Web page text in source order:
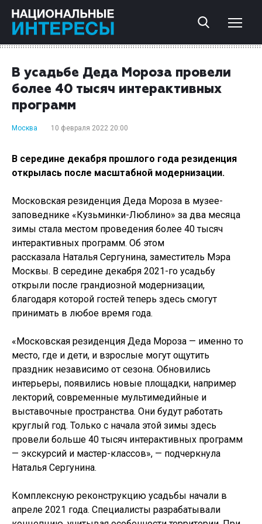
В усадьбе Деда Мороза провели
более 40 тысяч интерактивных
программ
Москва 10 февраля 2022 20:00
В середине декабря прошлого года резиденция
открылась после масштабной модернизации.
Московская резиденция Деда Мороза в музее-
заповеднике «Кузьминки-Люблино» за два месяца
зимы стала местом проведения более 40 тысяч
интерактивных программ. Об этом
рассказала Наталья Сергунина, заместитель Мэра
Москвы. В середине декабря 2021-го усадьбу
открыли после грандиозной модернизации,
благодаря которой гостей теперь здесь смогут
принимать в любое время года.
«Московская резиденция Деда Мороза — именно то
место, где и дети, и взрослые могут ощутить
праздник независимо от сезона. Обновились
интерьеры, появились новые площадки, например
лекторий, современные мультимедийные и
выставочные пространства. Они будут работать
круглый год. Только с начала этой зимы здесь
провели больше 40 тысяч интерактивных программ
— экскурсий и мастер-классов», — подчеркнула
Наталья Сергунина.
Комплексную реконструкцию усадьбы начали в
апреле 2021 года. Специалисты разрабатывали